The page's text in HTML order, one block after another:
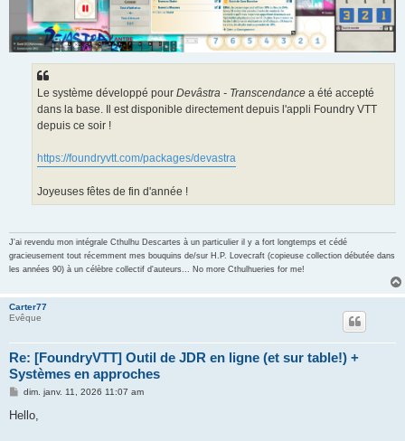
Le système développé pour Devâstra - Transcendance a été accepté
dans la base. Il est disponible directement depuis l'appli Foundry VTT
depuis ce soir !
https://foundryvtt.com/packages/devastra
Joyeuses fêtes de fin d'année !
J'ai revendu mon intégrale Cthulhu Descartes à un particulier il y a fort longtemps et cédé
gracieusement tout récemment mes bouquins de/sur H.P. Lovecraft (copieuse collection débutée dans
les années 90) à un célèbre collectif d'auteurs... No more Cthulhueries for me!
Carter77
Evêque
Re: [FoundryVTT] Outil de JDR en ligne (et sur table!) +
Systèmes en approches
M
s
dim. janv. 11, 2026 11:07 am
Hello,